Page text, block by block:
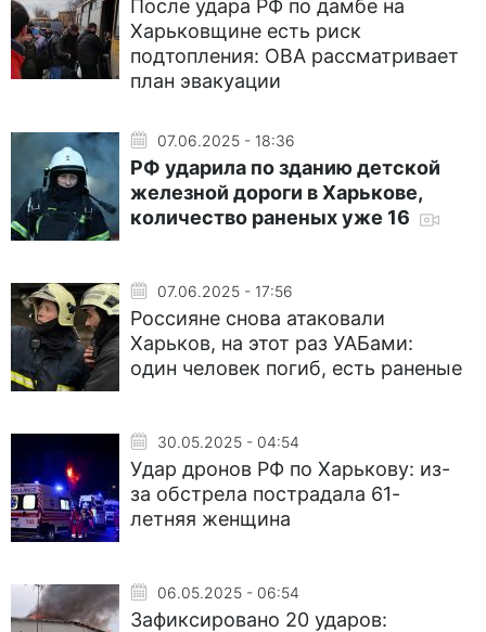
После удара РФ по дамбе на
Харьковщине есть риск
подтопления: ОВА рассматривает
план эвакуации
07.06.2025 - 18:36
РФ ударила по зданию детской
железной дороги в Харькове,
количество раненых уже 16
07.06.2025 - 17:56
Россияне снова атаковали
Харьков, на этот раз УАБами:
один человек погиб, есть раненые
30.05.2025 - 04:54
Удар дронов РФ по Харькову: из-
за обстрела пострадала 61-
летняя женщина
06.05.2025 - 06:54
Зафиксировано 20 ударов: